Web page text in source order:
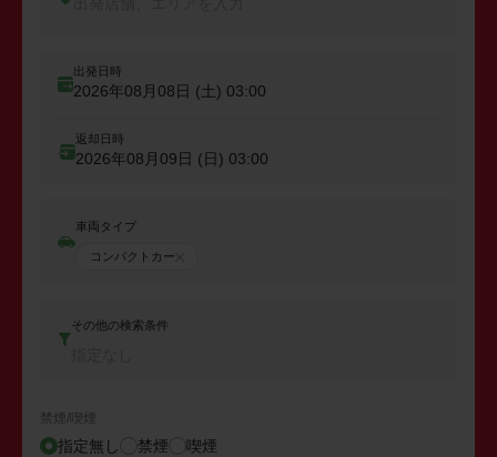
出発日時
2026年08月08日 (土) 03:00
返却日時
2026年08月09日 (日) 03:00
車両タイプ
コンパクトカー
その他の検索条件
禁煙/喫煙
指定無し 禁煙 喫煙